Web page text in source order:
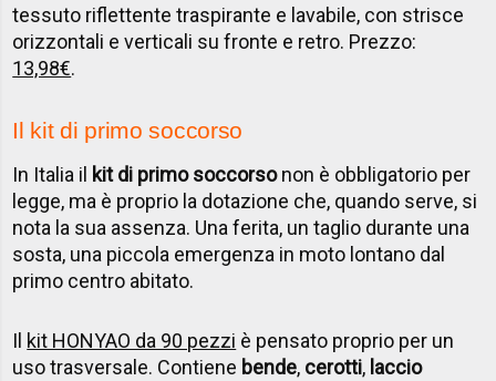
tessuto riflettente traspirante e lavabile, con strisce
orizzontali e verticali su fronte e retro. Prezzo:
13,98€.
Il kit di primo soccorso
In Italia il kit di primo soccorsonon è obbligatorio per
legge, ma è proprio la dotazione che, quando serve, si
nota la sua assenza. Una ferita, un taglio durante una
sosta, una piccola emergenza in moto lontano dal
primo centro abitato.
Il kit HONYAO da 90 pezzi è pensato proprio per un
uso trasversale. Contiene bende, cerotti, laccio